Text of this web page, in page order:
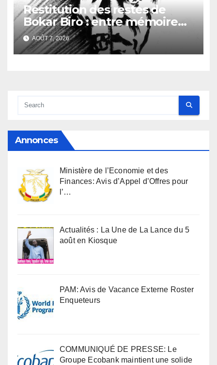
Restitution des restes de
Bokar Biro : entre mémoire
familiale et regard
anthropologique
AOÛT 7, 2026
Annonces
Ministère de l’Economie et des
Finances: Avis d’Appel d’Offres pour
l’…
Actualités : La Une de La Lance du 5
août en Kiosque
PAM: Avis de Vacance Externe Roster
Enqueteurs
COMMUNIQUÉ DE PRESSE: Le
Groupe Ecobank maintient une solide